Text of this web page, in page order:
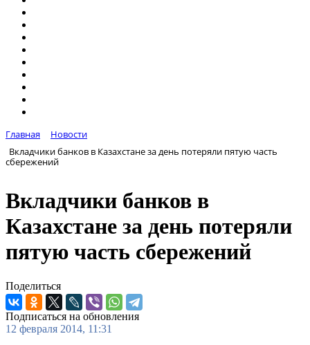
Главная
Новости
Вкладчики банков в Казахстане за день потеряли пятую часть
сбережений
Вкладчики банков в
Казахстане за день потеряли
пятую часть сбережений
Поделиться
Подписаться на обновления
12 февраля 2014, 11:31